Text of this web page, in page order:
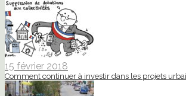
15 février 2018
Comment continuer à investir dans les projets